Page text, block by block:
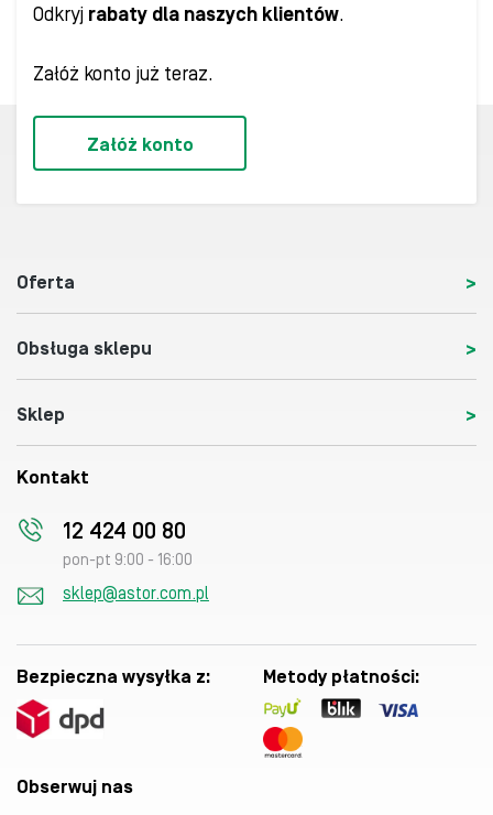
Odkryj rabaty dla naszych klientów.
Załóż konto już teraz.
Załóż konto
Oferta
Obsługa sklepu
Sklep
Kontakt
12 424 00 80
pon-pt 9:00 - 16:00
sklep@astor.com.pl
Bezpieczna wysyłka z: Metody płatności:
Obserwuj nas